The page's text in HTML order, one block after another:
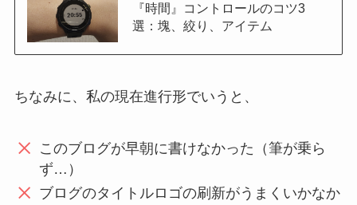
『時間』コントロールのコツ3
選：塊、絞り、アイテム
ちなみに、私の現在進行形でいうと、
このブログが早朝に書けなかった（筆が乗ら
ず…）
ブログのタイトルロゴの刷新がうまくいかなか